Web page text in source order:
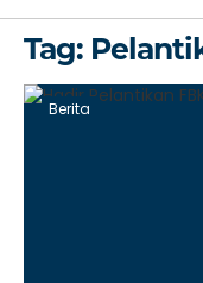
Tag:
Berita